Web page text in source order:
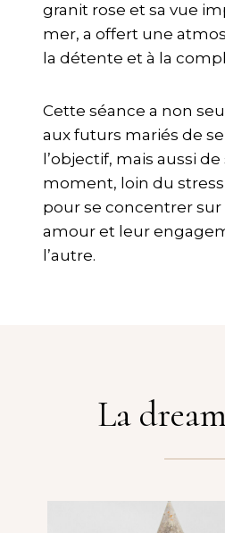
granit rose et sa vue
mer, a offert une
la détente et à la
Cette séance a non
aux futurs mariés de
l’objectif, mais aussi
moment, loin du
pour se concentrer sur
amour et leur
l’autre.
La